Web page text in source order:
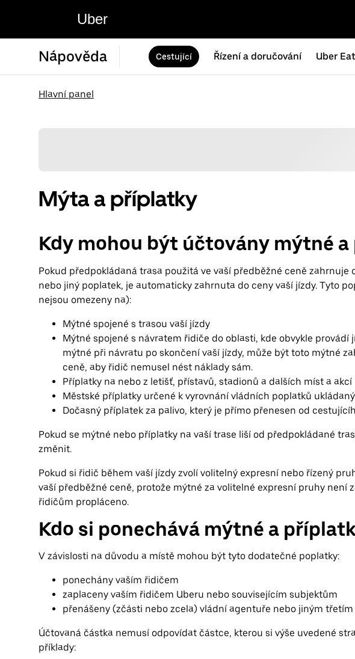
Uber
Nápověda Cestující Řízení a doručování Uber
Hlavní panel
Mýta a příplatky
Kdy mohou být účtovány mýtné
Pokud předpokládaná trasa použitá ve vaší předběžné ceně
nebo jiný poplatek, je automaticky zahrnuta do ceny vaší jízdy. Tyto
nejsou omezeny na):
Mýtné spojené s trasou vaší jízdy
Mýtné spojené s návratem řidiče do oblasti, kde obvykle provádí
mýtné při návratu po skončení vaší jízdy, může být toto mýtné
ceně, aby řidič nemusel nést náklady sám.
Příplatky na nebo z letišť, přístavů, stadionů a dalších míst a akcí
Městské příplatky určené k vyrovnání vládních poplatků
Dočasný příplatek za palivo, který je přímo přenesen od
Pokud se mýtné nebo příplatky na vaší trase liší od předpokládané
změnit.
Pokud si řidič během vaší jízdy zvolí volitelný expresní nebo řízený
vaší předběžné ceně, protože mýtné za volitelné expresní pruhy není
řidičům propláceno.
Kdo si ponechává mýtné a
V závislosti na důvodu a místě mohou být tyto dodatečné poplatky:
ponechány vaším řidičem
zaplaceny vaším řidičem Uberu nebo souvisejícím subjektům
přenášeny (zčásti nebo zcela) vládní agentuře nebo jiným
Účtovaná částka nemusí odpovídat částce, kterou si výše uvedené
příklady: